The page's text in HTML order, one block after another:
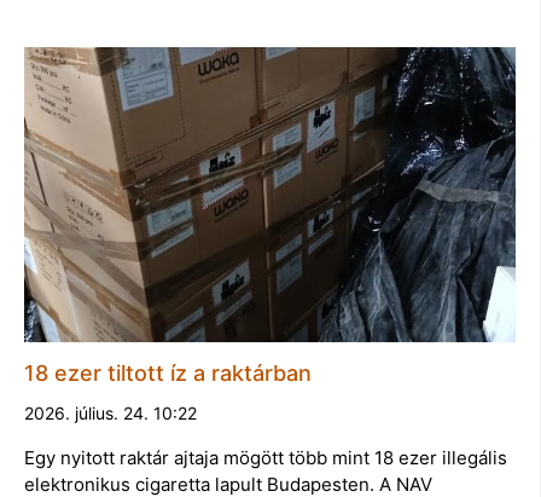
18 ezer tiltott íz a raktárban
2026. július. 24. 10:22
Egy nyitott raktár ajtaja mögött több mint 18 ezer illegális
elektronikus cigaretta lapult Budapesten. A NAV